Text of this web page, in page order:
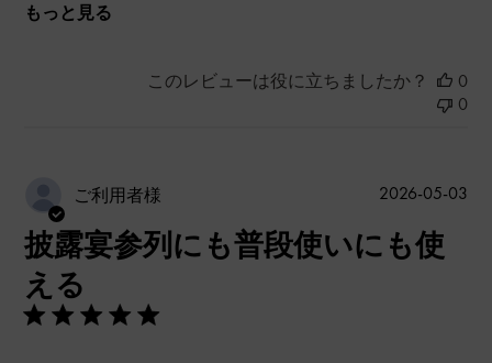
もっと見る
このレビューは役に立ちましたか？
0
0
ご利用者様
披露宴参列にも普段使いにも使
える
公
2026-05-03